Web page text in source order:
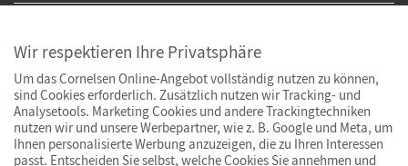
Wir respektieren Ihre Privatsphäre
Um das Cornelsen Online-Angebot vollständig nutzen zu können,
sind Cookies erforderlich. Zusätzlich nutzen wir Tracking- und
Analysetools. Marketing Cookies und andere Trackingtechniken
nutzen wir und unsere Werbepartner, wie z. B. Google und Meta, um
Ihnen personalisierte Werbung anzuzeigen, die zu Ihren Interessen
passt. Entscheiden Sie selbst, welche Cookies Sie annehmen und